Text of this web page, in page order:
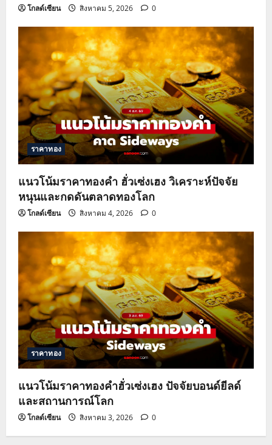
โกลด์เซียน สิงหาคม 5, 2026 0
ราคาทอง
แนวโน้มราคาทองคำ ฮั่วเซ่งเฮง วิเคราะห์ปัจจัย
หนุนและกดดันตลาดทองโลก
โกลด์เซียน สิงหาคม 4, 2026 0
ราคาทอง
แนวโน้มราคาทองคำฮั่วเซ่งเฮง ปัจจัยบอนด์ยีลด์
และสถานการณ์โลก
โกลด์เซียน สิงหาคม 3, 2026 0